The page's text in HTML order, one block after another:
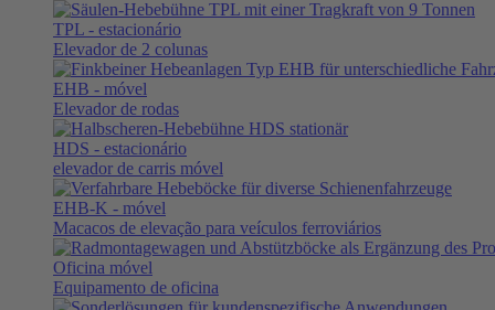
TPL - estacionário
Elevador de 2 colunas
EHB - móvel
Elevador de rodas
HDS - estacionário
elevador de carris móvel
EHB-K - móvel
Macacos de elevação para veículos ferroviários
Oficina móvel
Equipamento de oficina